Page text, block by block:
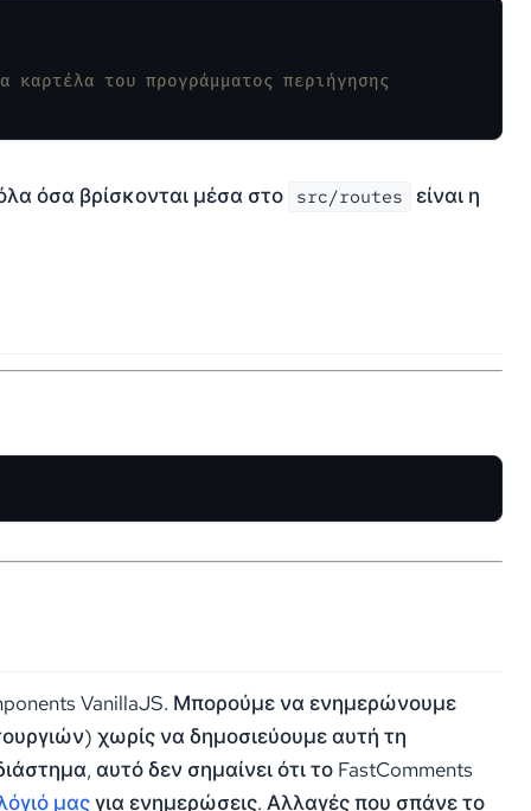
του προγράμματος περιήγησης
όσα βρίσκονται μέσα στο src/routes είναι η
VanillaJS. Μπορούμε να ενημερώνουμε
χωρίς να δημοσιεύουμε αυτή τη
αυτό δεν σημαίνει ότι το FastComments
μαςγια ενημερώσεις. Αλλαγές που σπάνε το